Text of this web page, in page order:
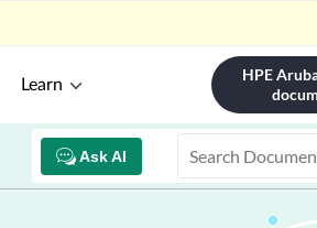
Learn
HPE
Ask AI